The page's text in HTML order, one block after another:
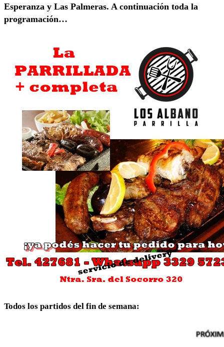
Esperanza y Las Palmeras. A continuación toda la
programación…
Todos los partidos del fin de semana: